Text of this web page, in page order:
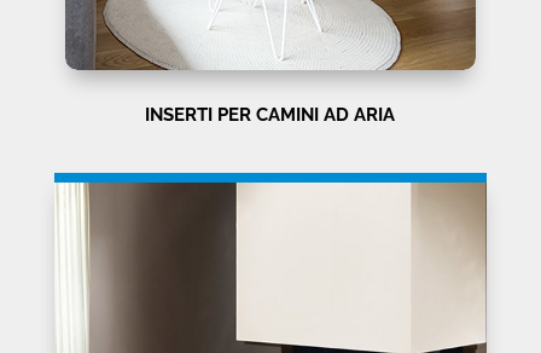
INSERTI PER CAMINI AD ARIA